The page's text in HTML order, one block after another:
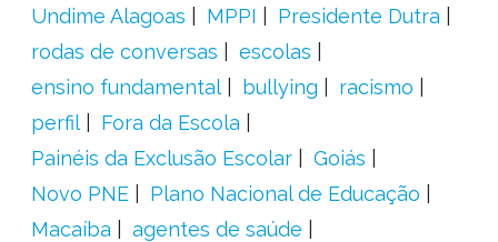
Undime Alagoas
MPPI
Presidente Dutra
rodas de conversas
escolas
ensino fundamental
bullying
racismo
perfil
Fora da Escola
Painéis da Exclusão Escolar
Goiás
Novo PNE
Plano Nacional de Educação
Macaíba
agentes de saúde